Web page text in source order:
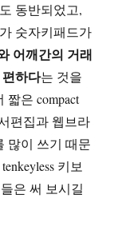
동반되었고,
숫자키패드가
어깨간의 거래
하다는 것을
짧은 compact
편집과 웹브라
많이 쓰기 때문
키보
은 써 보시길